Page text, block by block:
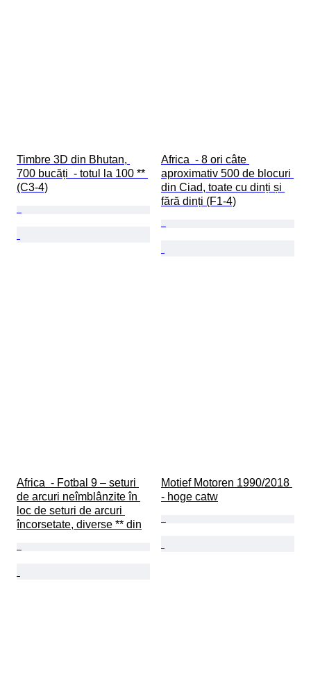
Timbre 3D din Bhutan,
700 bucăți  - totul la 100 **
(C3-4)
Africa  - 8 ori câte
aproximativ 500 de blocuri
din Ciad, toate cu dinți și
fără dinți (F1-4)
Africa  - Fotbal 9 – seturi
de arcuri neîmblânzite în
loc de seturi de arcuri
încorsetate, diverse ** din
Motief Motoren 1990/2018
- hoge catw